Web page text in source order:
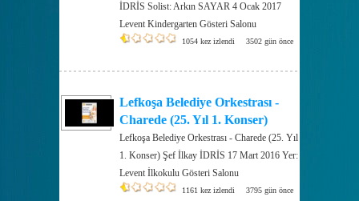
İDRİS Solist: Arkın SAYAR 4 Ocak 2017
Levent Kindergarten Gösteri Salonu
1054 kez izlendi 3502 gün önce
Lefkoşa Belediye Orkestrası -
Charede (25. Yıl 1. Konser)
Lefkoşa Belediye Orkestrası - Charede (25. Yıl
1. Konser) Şef İlkay İDRİS 17 Mart 2016 Yer:
Levent İlkokulu Gösteri Salonu
1161 kez izlendi 3795 gün önce